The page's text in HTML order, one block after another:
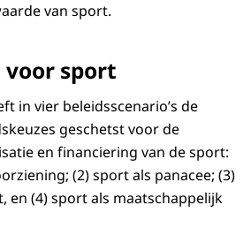
van sport.
sport
in vier beleidsscenario’s de
geschetst voor de
en financiering van de sport:
(2) sport als panacee; (3)
en (4) sport als maatschappelijk